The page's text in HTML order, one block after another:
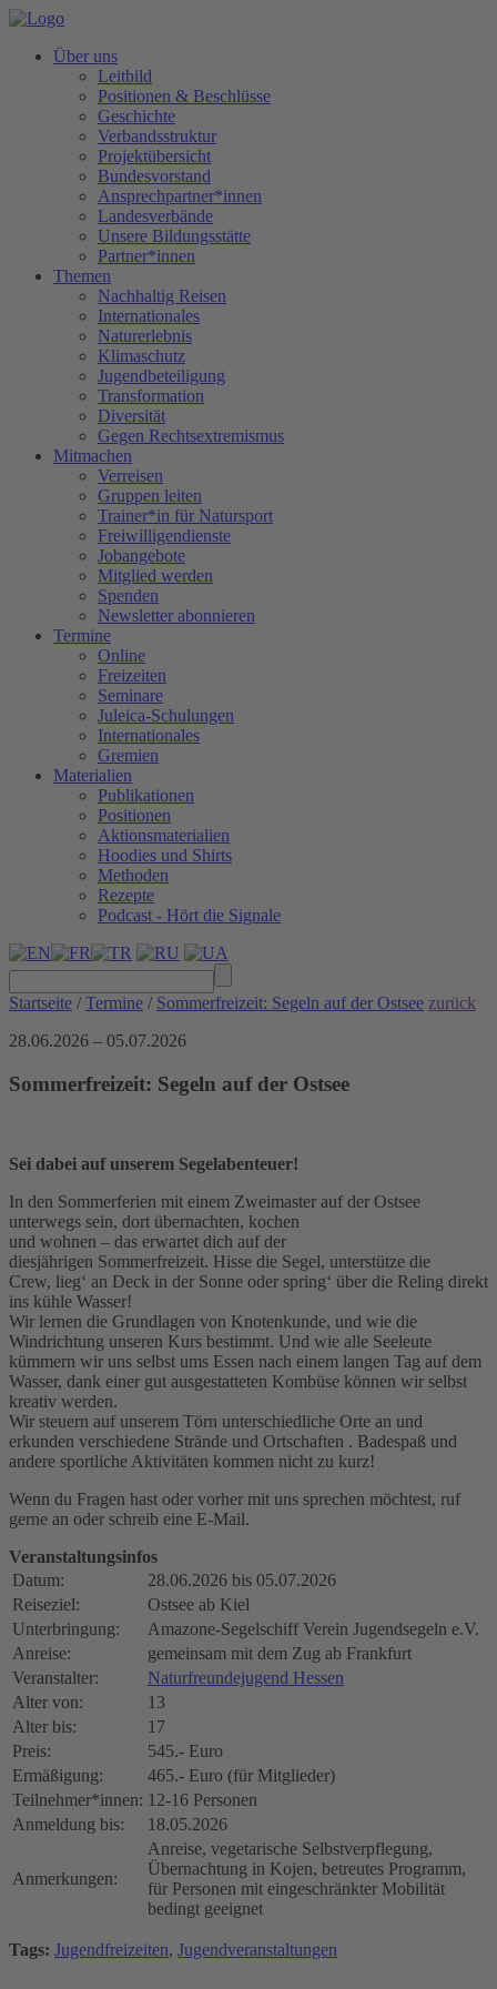
Über uns
Leitbild
Positionen & Beschlüsse
Geschichte
Verbandsstruktur
Projektübersicht
Bundesvorstand
Ansprechpartner*innen
Landesverbände
Unsere Bildungsstätte
Partner*innen
Themen
Nachhaltig Reisen
Internationales
Naturerlebnis
Klimaschutz
Jugendbeteiligung
Transformation
Diversität
Gegen Rechtsextremismus
Mitmachen
Verreisen
Gruppen leiten
Trainer*in für Natursport
Freiwilligendienste
Jobangebote
Mitglied werden
Spenden
Newsletter abonnieren
Termine
Online
Freizeiten
Seminare
Juleica-Schulungen
Internationales
Gremien
Materialien
Publikationen
Positionen
Aktionsmaterialien
Hoodies und Shirts
Methoden
Rezepte
Podcast - Hört die Signale
Startseite / Termine / Sommerfreizeit: Segeln auf der Ostsee zurück
28.06.2026 – 05.07.2026
Sommerfreizeit: Segeln auf der Ostsee
Sei dabei auf unserem Segelabenteuer!
In den Sommerferien mit einem Zweimaster auf der Ostsee
unterwegs sein, dort übernachten, kochen
und wohnen – das erwartet dich auf der
diesjährigen Sommerfreizeit. Hisse die Segel, unterstütze die
Crew, lieg‘ an Deck in der Sonne oder spring‘ über die Reling direkt
ins kühle Wasser!
Wir lernen die Grundlagen von Knotenkunde, und wie die
Windrichtung unseren Kurs bestimmt. Und wie alle Seeleute
kümmern wir uns selbst ums Essen nach einem langen Tag auf dem
Wasser, dank einer gut ausgestatteten Kombüse können wir selbst
kreativ werden.
Wir steuern auf unserem Törn unterschiedliche Orte an und
erkunden verschiedene Strände und Ortschaften . Badespaß und
andere sportliche Aktivitäten kommen nicht zu kurz!
Wenn du Fragen hast oder vorher mit uns sprechen möchtest, ruf
gerne an oder schreib eine E-Mail.
Veranstaltungsinfos
Datum:
28.06.2026 bis 05.07.2026
Reiseziel:
Ostsee ab Kiel
Unterbringung:
Amazone-Segelschiff Verein Jugendsegeln e.V.
Anreise:
gemeinsam mit dem Zug ab Frankfurt
Veranstalter:
Naturfreundejugend Hessen
Alter von:
13
Alter bis:
17
Preis:
545.- Euro
Ermäßigung:
465.- Euro (für Mitglieder)
Teilnehmer*innen: 12-16 Personen
Anmeldung bis:
18.05.2026
Anmerkungen:
Anreise, vegetarische Selbstverpflegung,
Übernachtung in Kojen, betreutes Programm,
für Personen mit eingeschränkter Mobilität
bedingt geeignet
Tags: Jugendfreizeiten, Jugendveranstaltungen